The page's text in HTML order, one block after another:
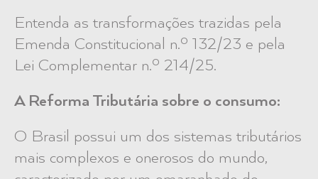
Entenda as transformações trazidas pela
Emenda Constitucional n.º 132/23 e pela
Lei Complementar n.º 214/25.
A Reforma Tributária sobre o consumo:
O Brasil possui um dos sistemas tributários
mais complexos e onerosos do mundo,